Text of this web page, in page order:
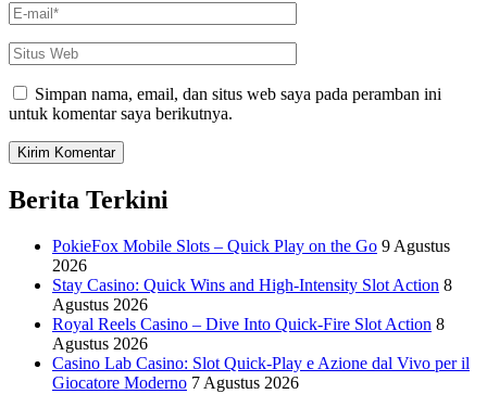
E-
mail*
Situs
Web
Simpan nama, email, dan situs web saya pada peramban ini
untuk komentar saya berikutnya.
Berita Terkini
PokieFox Mobile Slots – Quick Play on the Go 9 Agustus
2026
Stay Casino: Quick Wins and High‑Intensity Slot Action 8
Agustus 2026
Royal Reels Casino – Dive Into Quick‑Fire Slot Action 8
Agustus 2026
Casino Lab Casino: Slot Quick‑Play e Azione dal Vivo per il
Giocatore Moderno 7 Agustus 2026